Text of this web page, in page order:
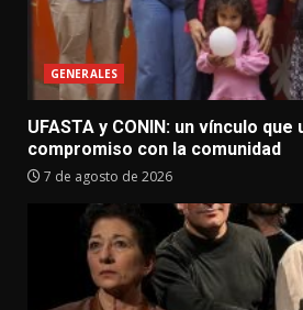
GENERALES
UFASTA y CONIN: un vínculo
compromiso con la comunidad
7 de agosto de 2026